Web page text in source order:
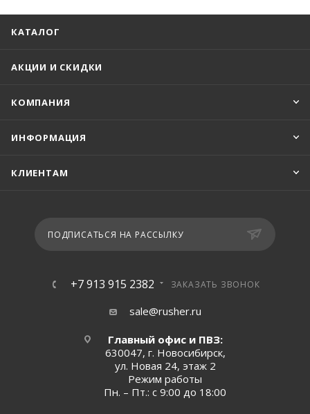
КАТАЛОГ
АКЦИИ И СКИДКИ
КОМПАНИЯ
ИНФОРМАЦИЯ
КЛИЕНТАМ
ПОДПИСАТЬСЯ НА РАССЫЛКУ
+7 913 915 2382 ЗАКАЗАТЬ ЗВОНОК
sale@rusher.ru
Главный офис и ПВЗ:
630047, г. Новосибирск,
ул. Новая 24, этаж 2
Режим работы
Пн. – Пт.: с 9:00 до 18:00